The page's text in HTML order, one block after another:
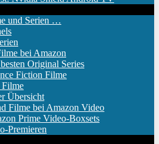
und Serien …
bei Amazon
Original Series
Fiction Filme
Filme
Übersicht
Filme bei Amazon Video
Prime Video-Boxsets
Premieren